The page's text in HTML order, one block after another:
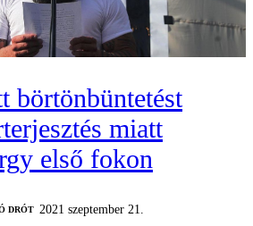
börtönbüntetést
miatt
első fokon
DRÓT 2021 szeptember 21.